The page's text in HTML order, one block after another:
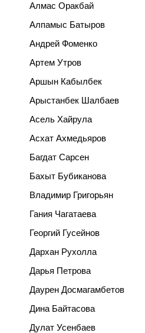
Алмас Оракбай
Алпамыс Батыров
Андрей Фоменко
Артем Утров
Аршын Кабылбек
Арыстанбек Шалбаев
Асель Хайрула
Асхат Ахмедьяров
Багдат Сарсен
Бахыт Бубиканова
Владимир Григорьян
Гания Чагатаева
Георгий Гусейнов
Дархан Рухолла
Дарья Петрова
Даурен Досмагамбетов
Дина Байтасова
Дулат Усенбаев